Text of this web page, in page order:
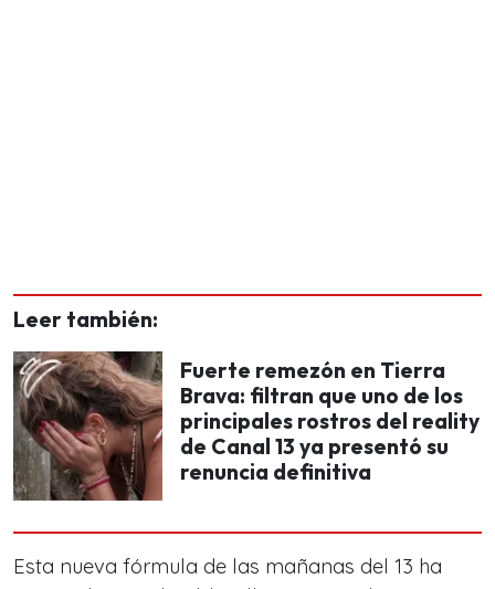
Leer también:
Fuerte remezón en Tierra
Brava: filtran que uno de los
principales rostros del reality
de Canal 13 ya presentó su
renuncia definitiva
Esta nueva fórmula de las mañanas del 13 ha